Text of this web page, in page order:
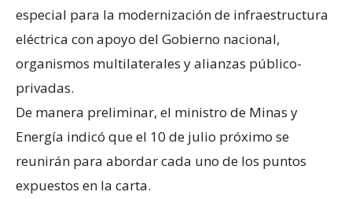
especial para la modernización de infraestructura
eléctrica con apoyo del Gobierno nacional,
organismos multilaterales y alianzas público-
privadas.
De manera preliminar, el ministro de Minas y
Energía indicó que el 10 de julio próximo se
reunirán para abordar cada uno de los puntos
expuestos en la carta.